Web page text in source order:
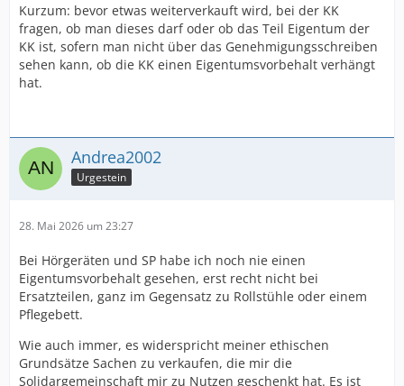
Kurzum: bevor etwas weiterverkauft wird, bei der KK
fragen, ob man dieses darf oder ob das Teil Eigentum der
KK ist, sofern man nicht über das Genehmigungsschreiben
sehen kann, ob die KK einen Eigentumsvorbehalt verhängt
hat.
Andrea2002
Urgestein
28. Mai 2026 um 23:27
Bei Hörgeräten und SP habe ich noch nie einen
Eigentumsvorbehalt gesehen, erst recht nicht bei
Ersatzteilen, ganz im Gegensatz zu Rollstühle oder einem
Pflegebett.
Wie auch immer, es widerspricht meiner ethischen
Grundsätze Sachen zu verkaufen, die mir die
Solidargemeinschaft mir zu Nutzen geschenkt hat. Es ist